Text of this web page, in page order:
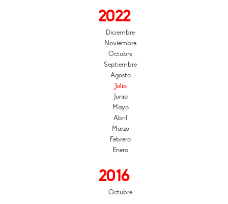
2022
Diciembre
Noviembre
Octubre
Septiembre
Agosto
Julio
Junio
Mayo
Abril
Marzo
Febrero
Enero
2016
Octubre